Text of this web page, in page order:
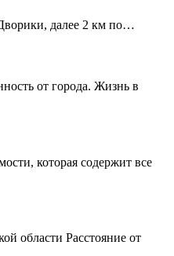
далее 2 км по…
от города. Жизнь в
которая содержит все
области Расстояние от